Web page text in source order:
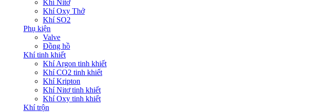
Khí Nitơ
Khí Oxy Thở
Khí SO2
Phụ kiện
Valve
Đồng hồ
Khí tinh khiết
Khí Argon tinh khiết
Khí CO2 tinh khiết
Khí Kripton
Khí Nitơ tinh khiết
Khí Oxy tinh khiết
Khí trộn